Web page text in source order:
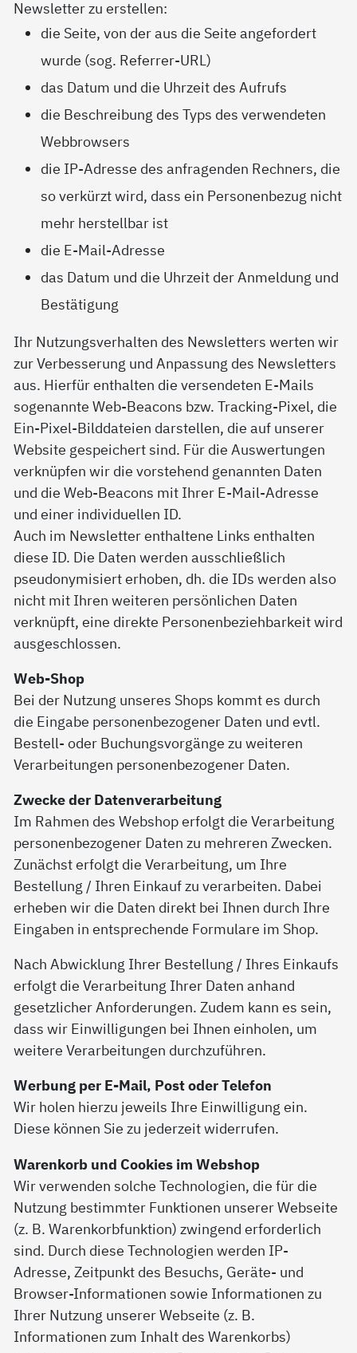
Newsletter zu erstellen:
die Seite, von der aus die Seite angefordert
wurde (sog. Referrer-URL)
das Datum und die Uhrzeit des Aufrufs
die Beschreibung des Typs des verwendeten
Webbrowsers
die IP-Adresse des anfragenden Rechners, die
so verkürzt wird, dass ein Personenbezug nicht
mehr herstellbar ist
die E-Mail-Adresse
das Datum und die Uhrzeit der Anmeldung und
Bestätigung
Ihr Nutzungsverhalten des Newsletters werten wir
zur Verbesserung und Anpassung des Newsletters
aus. Hierfür enthalten die versendeten E-Mails
sogenannte Web-Beacons bzw. Tracking-Pixel, die
Ein-Pixel-Bilddateien darstellen, die auf unserer
Website gespeichert sind. Für die Auswertungen
verknüpfen wir die vorstehend genannten Daten
und die Web-Beacons mit Ihrer E-Mail-Adresse
und einer individuellen ID.
Auch im Newsletter enthaltene Links enthalten
diese ID. Die Daten werden ausschließlich
pseudonymisiert erhoben, dh. die IDs werden also
nicht mit Ihren weiteren persönlichen Daten
verknüpft, eine direkte Personenbeziehbarkeit wird
ausgeschlossen.
Web-Shop
Bei der Nutzung unseres Shops kommt es durch
die Eingabe personenbezogener Daten und evtl.
Bestell- oder Buchungsvorgänge zu weiteren
Verarbeitungen personenbezogener Daten.
Zwecke der Datenverarbeitung
Im Rahmen des Webshop erfolgt die Verarbeitung
personenbezogener Daten zu mehreren Zwecken.
Zunächst erfolgt die Verarbeitung, um Ihre
Bestellung / Ihren Einkauf zu verarbeiten. Dabei
erheben wir die Daten direkt bei Ihnen durch Ihre
Eingaben in entsprechende Formulare im Shop.
Nach Abwicklung Ihrer Bestellung / Ihres Einkaufs
erfolgt die Verarbeitung Ihrer Daten anhand
gesetzlicher Anforderungen. Zudem kann es sein,
dass wir Einwilligungen bei Ihnen einholen, um
weitere Verarbeitungen durchzuführen.
Werbung per E-Mail, Post oder Telefon
Wir holen hierzu jeweils Ihre Einwilligung ein.
Diese können Sie zu jederzeit widerrufen.
Warenkorb und Cookies im Webshop
Wir verwenden solche Technologien, die für die
Nutzung bestimmter Funktionen unserer Webseite
(z. B. Warenkorbfunktion) zwingend erforderlich
sind. Durch diese Technologien werden IP-
Adresse, Zeitpunkt des Besuchs, Geräte- und
Browser-Informationen sowie Informationen zu
Ihrer Nutzung unserer Webseite (z. B.
Informationen zum Inhalt des Warenkorbs)